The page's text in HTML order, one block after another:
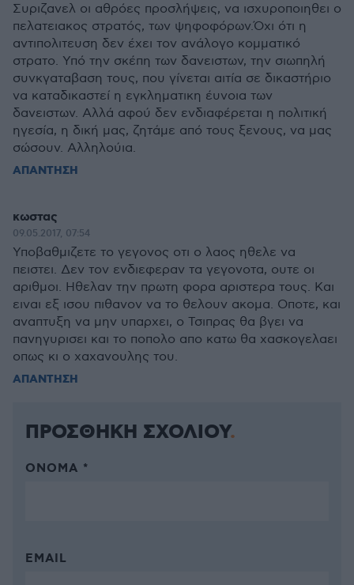
Συριζανελ οι αθρόες προσλήψεις, να ισχυροποιηθει ο
πελατειακος στρατός, των ψηφοφόρων.Όχι ότι η
αντιπολιτευση δεν έχει τον ανάλογο κομματικό
στρατο. Υπό την σκέπη των δανειστων, την σιωπηλή
συνκγαταβαση τους, που γίνεται αιτία σε δικαστήριο
να καταδικαστεί η εγκληματικη έυνοια των
δανειστων. Αλλά αφού δεν ενδιαφέρεται η πολιτική
ηγεσία, η δική μας, ζητάμε από τους ξενους, να μας
σώσουν. Αλληλούια.
ΑΠΑΝΤΗΣΗ
κωστας
09.05.2017, 07:54
Υποβαθμιζετε το γεγονος οτι ο λαος ηθελε να
πειστει. Δεν τον ενδιεφεραν τα γεγονοτα, ουτε οι
αριθμοι. Ηθελαν την πρωτη φορα αριστερα τους. Και
ειναι εξ ισου πιθανον να το θελουν ακομα. Οποτε, και
αναπτυξη να μην υπαρχει, ο Τσιπρας θα βγει να
πανηγυρισει και το ποπολο απο κατω θα χασκογελαει
οπως κι ο χαχανουλης του.
ΑΠΑΝΤΗΣΗ
ΠΡΟΣΘΗΚΗ ΣΧΟΛΙΟΥ
ΌΝΟΜΑ *
EMAIL